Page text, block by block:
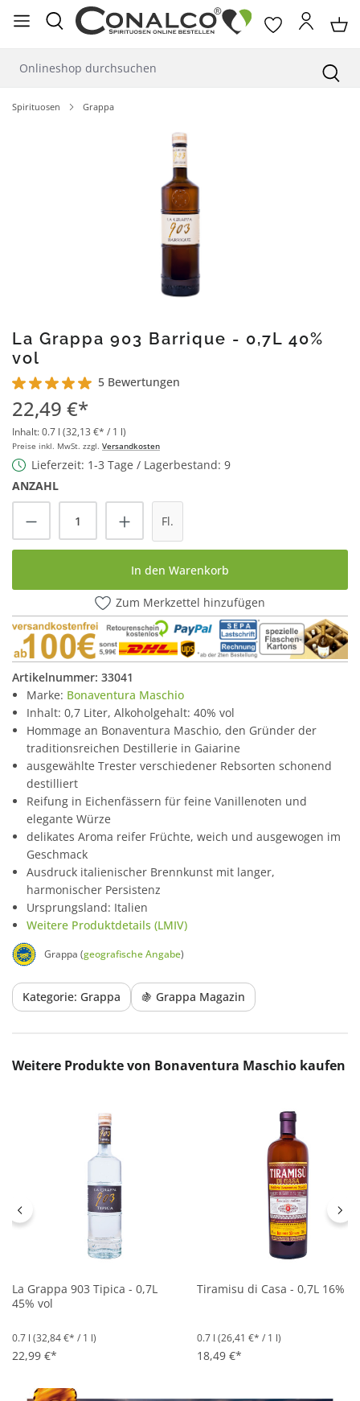
springen
Spirituosen Grappa
La Grappa 903 Barrique - 0,7L 40%
vol
Durchschnittliche Bewertung von 5 von 5 Sternen
5 Bewertungen
22,49 €*
Inhalt:0.7 l (32,13 €* / 1 l)
Preise inkl. MwSt. zzgl. Versandkosten
Lieferzeit: 1-3 Tage / Lagerbestand: 9
ANZAHL
Produkt Anzahl: Gib den gewünschten
Fl.
In den Warenkorb
Zum Merkzettel hinzufügen
Artikelnummer: 33041
Marke: Bonaventura Maschio
Inhalt: 0,7 Liter, Alkoholgehalt: 40% vol
Hommage an Bonaventura Maschio, den Gründer der
traditionsreichen Destillerie in Gaiarine
ausgewählte Trester verschiedener Rebsorten schonend
destilliert
Reifung in Eichenfässern für feine Vanillenoten und
elegante Würze
delikates Aroma reifer Früchte, weich und ausgewogen im
Geschmack
Ausdruck italienischer Brennkunst mit langer,
harmonischer Persistenz
Ursprungsland: Italien
Weitere Produktdetails (LMIV)
Grappa (geografische Angabe)
Kategorie: Grappa 🍇 Grappa Magazin
Produktgalerie überspringen
Weitere Produkte von Bonaventura Maschio kaufen
La Grappa 903 Tipica - 0,7L
45% vol
0.7 l (32,84 €* / 1 l)
22,99 €*
Tiramisu di Casa - 0,7L 16%
0.7 l (26,41 €* / 1 l)
18,49 €*